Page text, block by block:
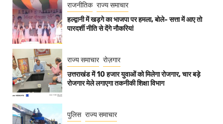
राजनीतिक राज्य समाचार
हल्द्वानी में खड़गे का भाजपा पर हमला, बोले- सत्ता में आए तो
पारदर्शी नीति से देंगे नौकरियां
राज्य समाचार रोज़गार
उत्तराखंड में 10 हजार युवाओं को मिलेगा रोजगार, चार बड़े
रोजगार मेले लगाएगा तकनीकी शिक्षा विभाग
पुलिस राज्य समाचार